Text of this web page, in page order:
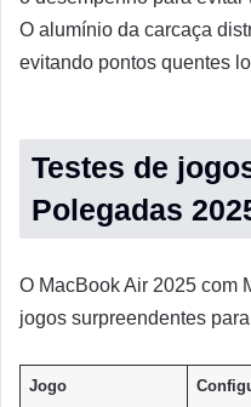
O alumínio da carcaça
evitando pontos quentes
Testes de
Polegadas
O MacBook Air 2025 com
jogos surpreendentes
Jogo